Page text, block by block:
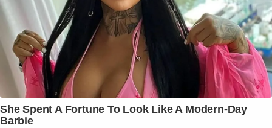
She Spent A Fortune To Look Like A Modern-Day
Barbie